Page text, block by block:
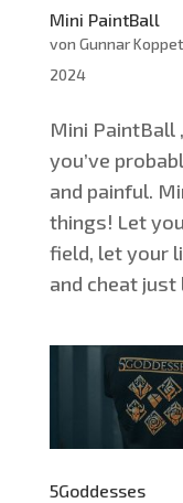
Mini PaintBall
von Gunnar
2024
Mini Paint­Ball
you’­ve
and pain­ful.
things! Let
field, let your
and cheat just
5Goddesses